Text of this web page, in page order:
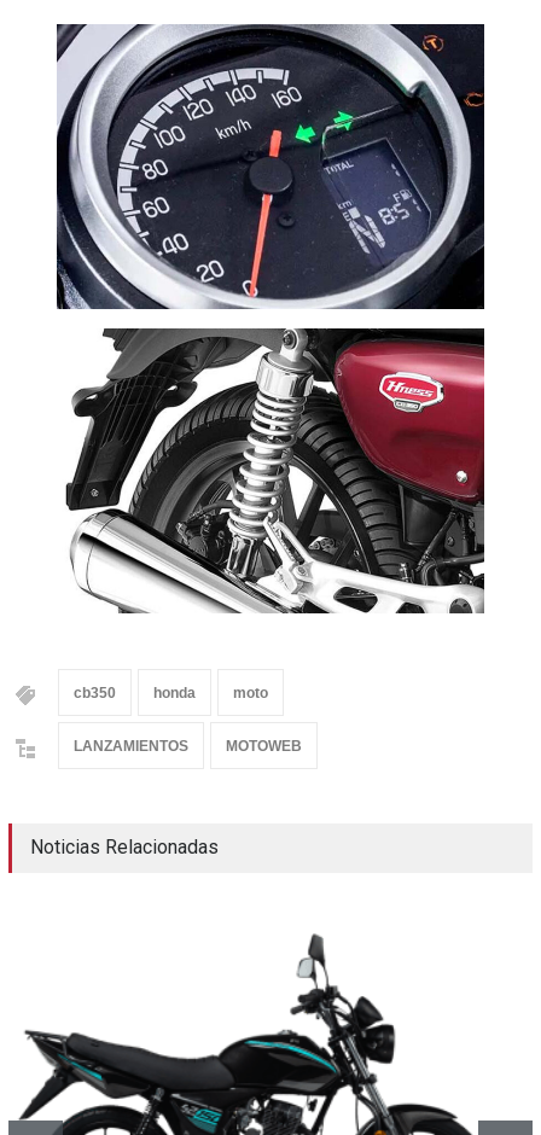
cb350 honda moto
LANZAMIENTOS MOTOWEB
Noticias Relacionadas